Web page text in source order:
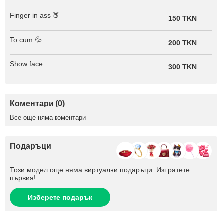
Finger in ass 🍑 150 TKN
To cum 💦 200 TKN
Show face 300 TKN
Коментари (0)
Все още няма коментари
Подаръци
Този модел още няма виртуални подаръци. Изпратете
първия!
Изберете подарък